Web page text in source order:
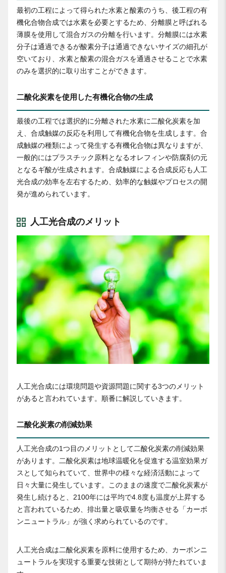
最初の工程によって得られた水素と酸素のうち、後工程の有
機化合物合成では水素を必要とするため、分離膜と呼ばれる
薄膜を使用して混合ガスの分離を行います。分離膜には水素
分子は通過できるが酸素分子は通過できないサイズの細孔が
空いており、水素と酸素の混合ガスを通過させることで水素
のみを選択的に取り出すことができます。
二酸化炭素を使用した有機化合物の生成
最後の工程では選択的に分離された水素に二酸化炭素を加
え、合成触媒の反応を利用して有機化合物を生成します。合
成触媒の種類によって発生する有機化合物は異なりますが、
一般的にはプラスチック原料となるオレフィンや防腐剤の元
となるギ酸が生成されます。合成触媒による合成反応も人工
光合成の効率を左右するため、効率的な触媒やプロセスの開
発が進められています。
人工光合成のメリット
人工光合成には環境問題や資源問題に関する3つのメリット
があると言われています。順番に解説していきます。
二酸化炭素の削減効果
人工光合成の1つ目のメリットとして二酸化炭素の削減効果
があります。二酸化炭素は地球温暖化を促進する温室効果ガ
スとして知られていて、世界中の様々な経済活動によって
日々大量に発生しています。このままの速度で二酸化炭素が
発生し続けると、2100年には平均で4.8度も温度が上昇する
と言われているため、排出量と吸収量を均衡させる「カーボ
ンニュートラル」が強く求められているのです。
人工光合成は二酸化炭素を原料に使用するため、カーボンニ
ュートラルを実現する重要な技術として期待が持たれていま